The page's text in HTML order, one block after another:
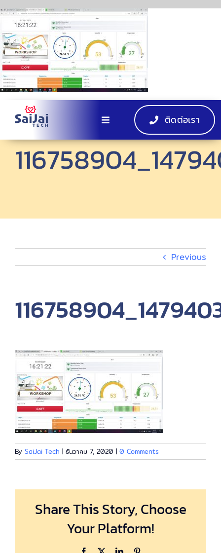
Skip
content
Toggle
Navigation
หน้าแรก
EV Charger
กิจกรรม
EN
ติดต่อเรา
Previous
By SaiJai Tech | ธันวาคม 7, 2020 | 0 Comments
Share This Story, Choose
Your Platform!
Facebook LinkedIn